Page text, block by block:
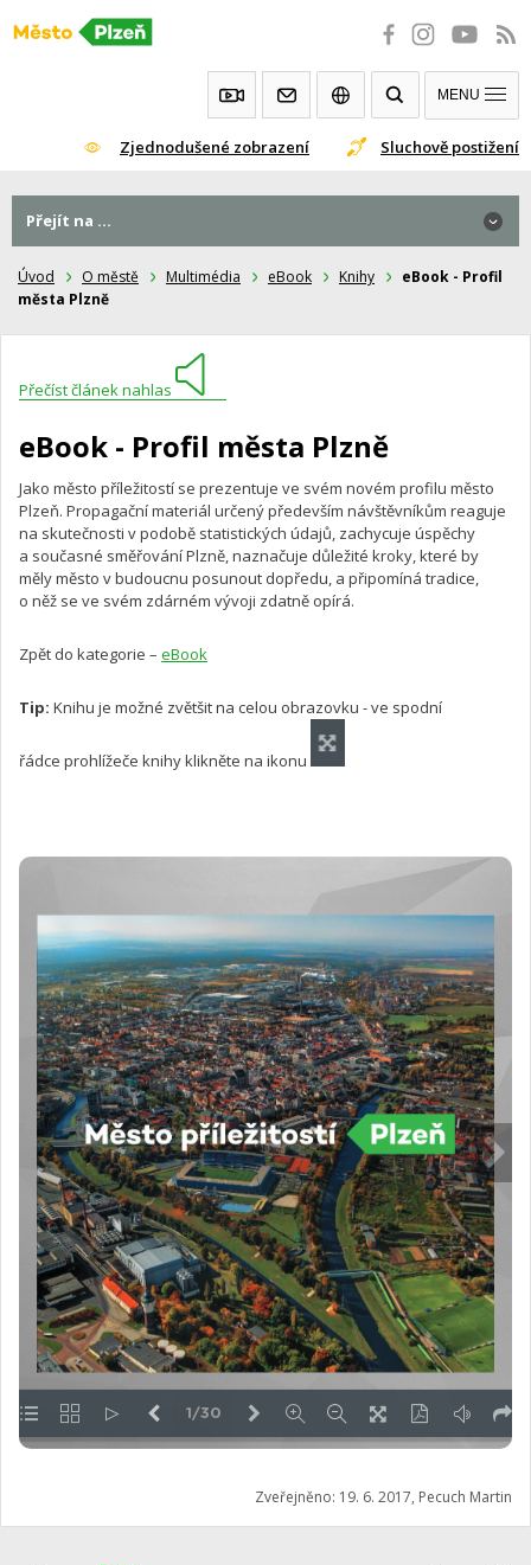
Přeskočit
Zjednodušené zobrazení Sluchově postižení
MENU
Úvod O městě Multimédia eBook Knihy
eBook - Profil
města Plzně
Přečíst článek nahlas
eBook - Profil města Plzně
Jako město příležitostí se prezentuje ve svém novém profilu město
Plzeň. Propagační materiál určený především návštěvníkům reaguje
na skutečnosti v podobě statistických údajů, zachycuje úspěchy
a současné směřování Plzně, naznačuje důležité kroky, které by
měly město v budoucnu posunout dopředu, a připomíná tradice,
o něž se ve svém zdárném vývoji zdatně opírá.
Zpět do kategorie – eBook
Tip: Knihu je možné zvětšit na celou obrazovku - ve spodní
řádce prohlížeče knihy klikněte na ikonu
Zveřejněno: 19. 6. 2017, Pecuch Martin
Přejít na ...